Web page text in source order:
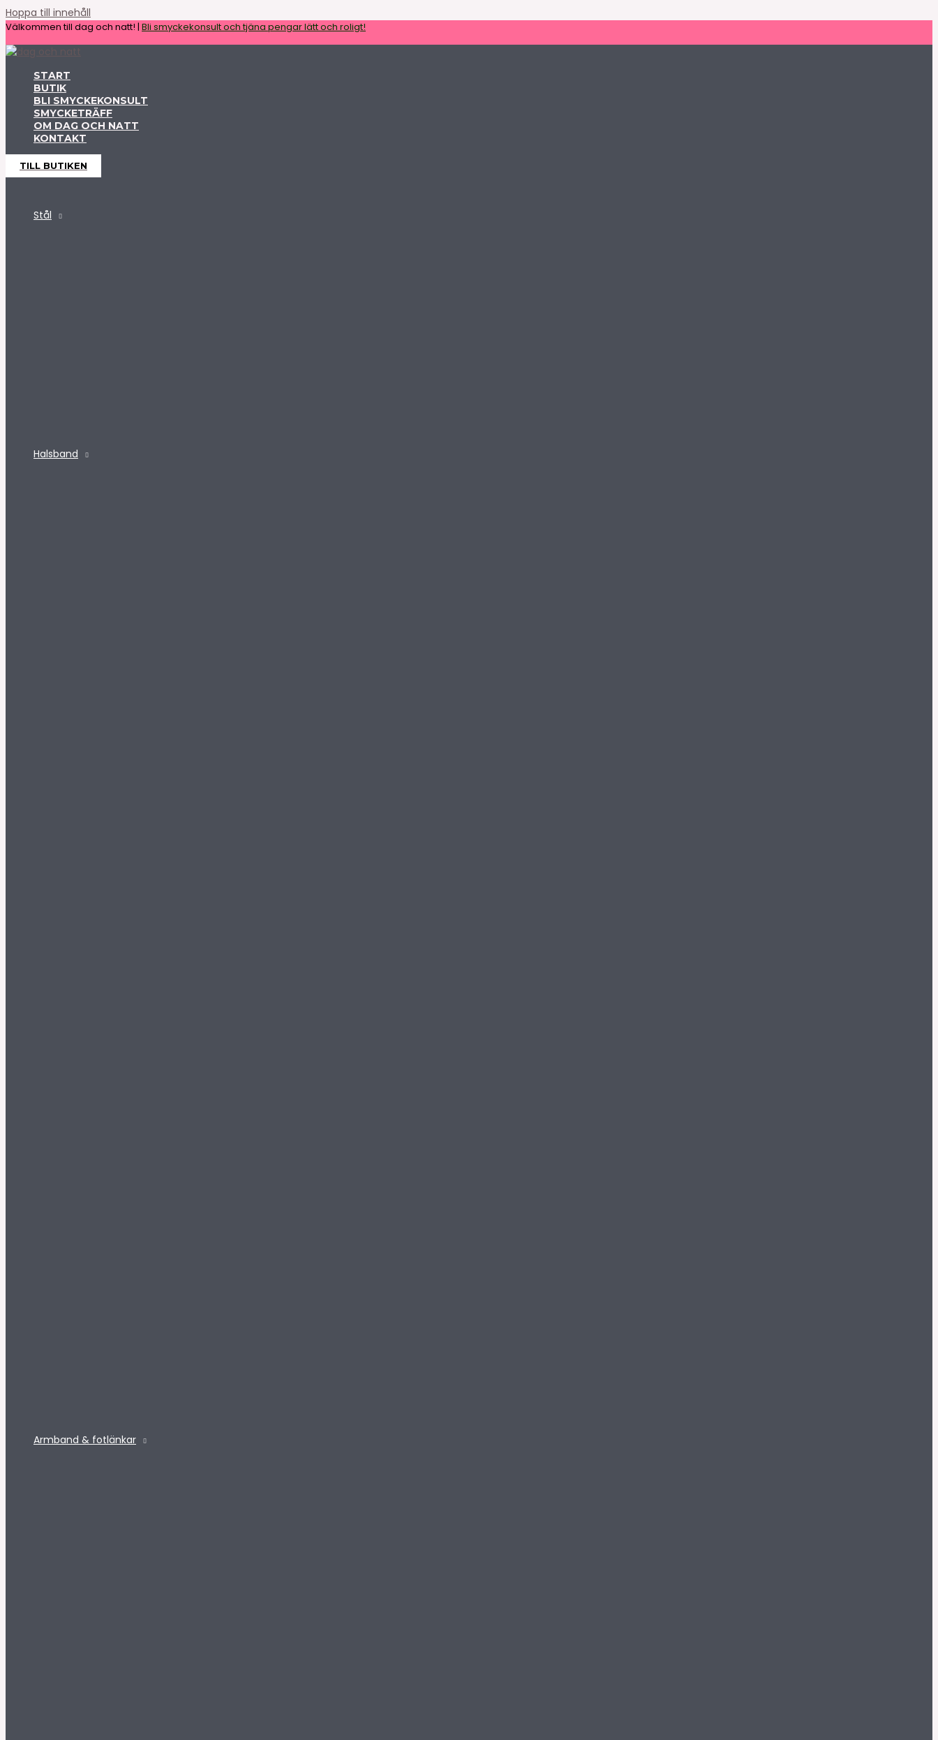
Hoppa till innehåll
Välkommen till dag och natt! | Bli smyckekonsult och tjäna pengar lätt och roligt!
START
BUTIK
BLI SMYCKEKONSULT
SMYCKETRÄFF
OM DAG OCH NATT
KONTAKT
TILL BUTIKEN
Stål
Halsband
Armband & fotlänkar